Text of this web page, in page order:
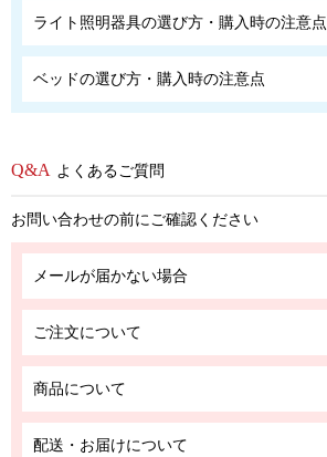
ライト照明器具の選び方・購入時の注意点
ベッドの選び方・購入時の注意点
よくあるご質問
お問い合わせの前にご確認ください
メールが届かない場合
ご注文について
商品について
配送・お届けについて